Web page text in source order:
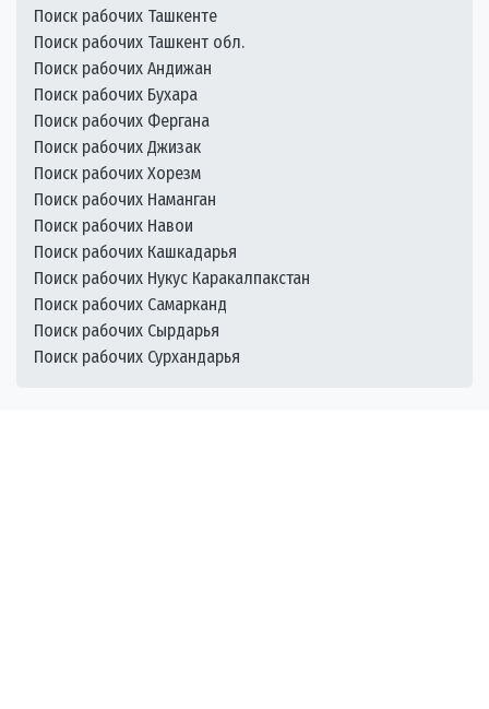
Поиск рабочих Ташкенте
Поиск рабочих Ташкент обл.
Поиск рабочих Андижан
Поиск рабочих Бухара
Поиск рабочих Фергана
Поиск рабочих Джизак
Поиск рабочих Хорезм
Поиск рабочих Наманган
Поиск рабочих Навои
Поиск рабочих Кашкадарья
Поиск рабочих Нукус Каракалпакстан
Поиск рабочих Самарканд
Поиск рабочих Сырдарья
Поиск рабочих Сурхандарья